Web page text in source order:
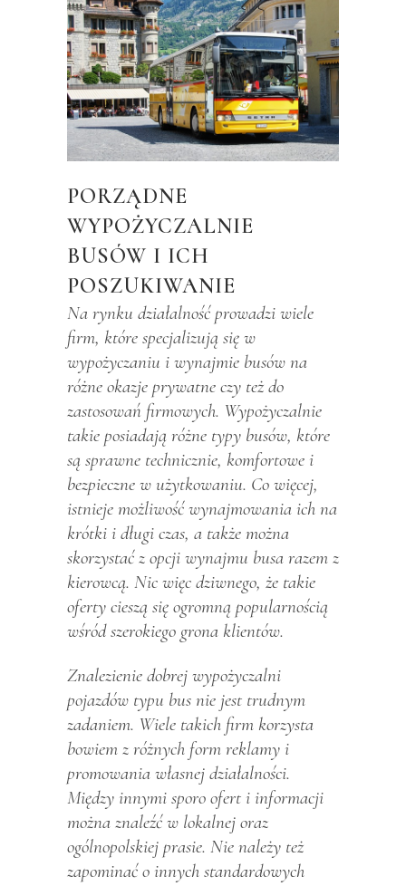
PORZĄDNE
WYPOŻYCZALNIE
BUSÓW I ICH
POSZUKIWANIE
Na rynku działalność prowadzi wiele
firm, które specjalizują się w
wypożyczaniu i wynajmie busów na
różne okazje prywatne czy też do
zastosowań firmowych. Wypożyczalnie
takie posiadają różne typy busów, które
są sprawne technicznie, komfortowe i
bezpieczne w użytkowaniu. Co więcej,
istnieje możliwość wynajmowania ich na
krótki i długi czas, a także można
skorzystać z opcji wynajmu busa razem z
kierowcą. Nic więc dziwnego, że takie
oferty cieszą się ogromną popularnością
wśród szerokiego grona klientów.
Znalezienie dobrej wypożyczalni
pojazdów typu bus nie jest trudnym
zadaniem. Wiele takich firm korzysta
bowiem z różnych form reklamy i
promowania własnej działalności.
Między innymi sporo ofert i informacji
można znaleźć w lokalnej oraz
ogólnopolskiej prasie. Nie należy też
zapominać o innych standardowych